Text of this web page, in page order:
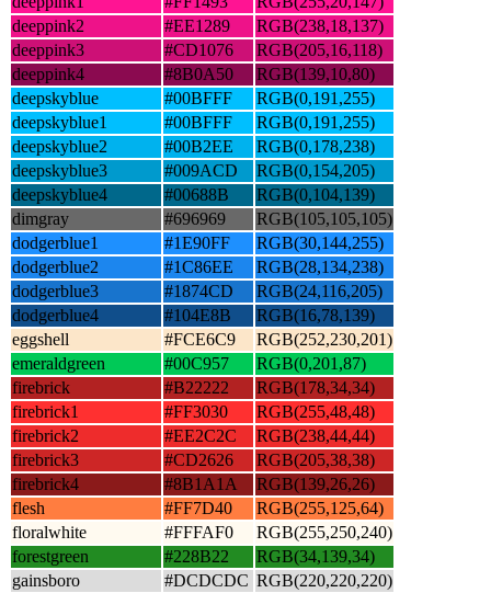
deeppink2
#EE1289
RGB(238,18,137)
deeppink3
#CD1076
RGB(205,16,118)
deeppink4
#8B0A50
RGB(139,10,80)
deepskyblue
#00BFFF
RGB(0,191,255)
deepskyblue1
#00BFFF
RGB(0,191,255)
deepskyblue2
#00B2EE
RGB(0,178,238)
deepskyblue3
#009ACD
RGB(0,154,205)
deepskyblue4
#00688B
RGB(0,104,139)
dimgray
#696969
RGB(105,105,105)
dodgerblue1
#1E90FF
RGB(30,144,255)
dodgerblue2
#1C86EE
RGB(28,134,238)
dodgerblue3
#1874CD
RGB(24,116,205)
dodgerblue4
#104E8B
RGB(16,78,139)
eggshell
#FCE6C9
RGB(252,230,201)
emeraldgreen
#00C957
RGB(0,201,87)
firebrick
#B22222
RGB(178,34,34)
firebrick1
#FF3030
RGB(255,48,48)
firebrick2
#EE2C2C
RGB(238,44,44)
firebrick3
#CD2626
RGB(205,38,38)
firebrick4
#8B1A1A
RGB(139,26,26)
flesh
#FF7D40
RGB(255,125,64)
floralwhite
#FFFAF0
RGB(255,250,240)
forestgreen
#228B22
RGB(34,139,34)
gainsboro
#DCDCDC RGB(220,220,220)